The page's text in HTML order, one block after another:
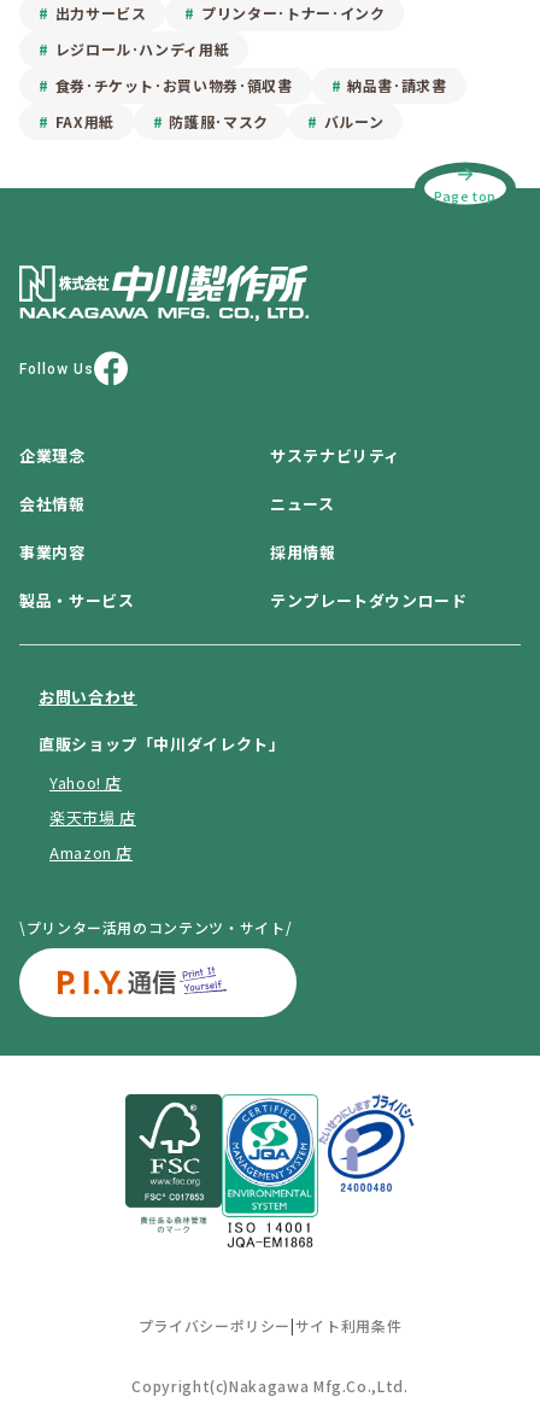
出力サービス
プリンター･トナー･インク
レジロール･ハンディ用紙
食券･チケット･お買い物券･領収書
納品書･請求書
FAX用紙
防護服･マスク バルーン
Page top
Follow Us
企業理念 サステナビリティ
会社情報 ニュース
事業内容 採用情報
製品・サービス テンプレートダウンロード
お問い合わせ
直販ショップ「中川ダイレクト」
Yahoo! 店
楽天市場 店
Amazon 店
\プリンター活用のコンテンツ・サイト/
Copyright(c)Nakagawa Mfg.Co.,Ltd.
プライバシーポリシー|サイト利用条件